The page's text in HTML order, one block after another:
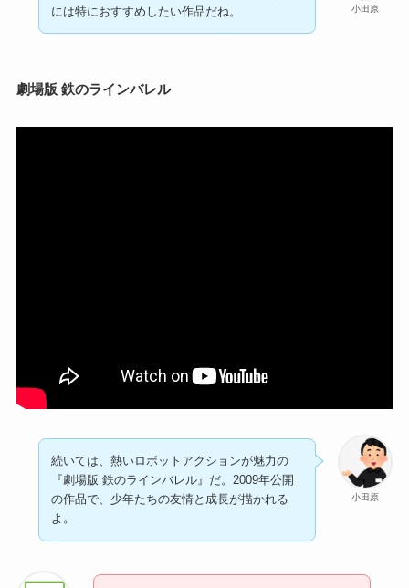
小田原
には特におすすめしたい作品だね。
劇場版 鉄のラインバレル
小田原
続いては、熱いロボットアクションが魅力の
『劇場版 鉄のラインバレル』だ。2009年公開
の作品で、少年たちの友情と成長が描かれる
よ。